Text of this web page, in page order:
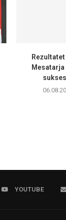
Mesatarja
YOUTUBE